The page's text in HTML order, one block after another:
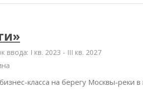
ввода: I кв. 2023 - III кв. 2027
класса на берегу Москвы-реки в